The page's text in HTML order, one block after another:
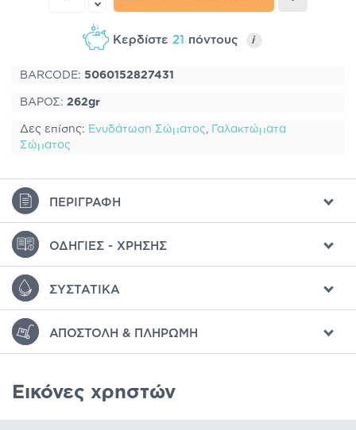
Κερδίστε 21 πόντους i
BARCODE: 5060152827431
ΒΑΡΟΣ: 262gr
Δες επίσης: Ενυδάτωση Σώματος,
Γαλακτώματα
Σώματος
ΠΕΡΙΓΡΑΦΉ
ΟΔΗΓΊΕΣ - ΧΡΉΣΗΣ
ΣΥΣΤΑΤΙΚΆ
ΑΠΟΣΤΟΛΉ & ΠΛΗΡΩΜΉ
Εικόνες χρηστών